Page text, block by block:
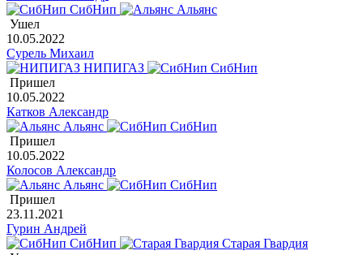
СибНип
Альянс
Ушел
10.05.2022
Сурель Михаил
НИПИГАЗ
СибНип
Пришел
10.05.2022
Катков Александр
Альянс
СибНип
Пришел
10.05.2022
Колосов Александр
Альянс
СибНип
Пришел
23.11.2021
Гурин Андрей
СибНип
Старая Гвардия